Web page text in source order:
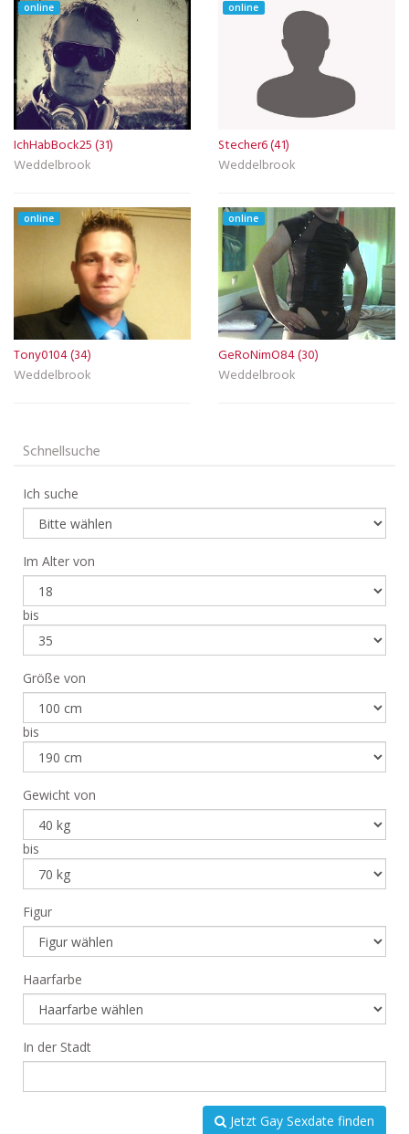
online
IchHabBock25 (31)
Weddelbrook
online
Stecher6 (41)
Weddelbrook
online
Tony0104 (34)
Weddelbrook
online
GeRoNimO84 (30)
Weddelbrook
Schnellsuche
Ich suche
Im Alter von
bis
Größe von
bis
Gewicht von
bis
Figur
Haarfarbe
In der Stadt
Jetzt Gay Sexdate finden